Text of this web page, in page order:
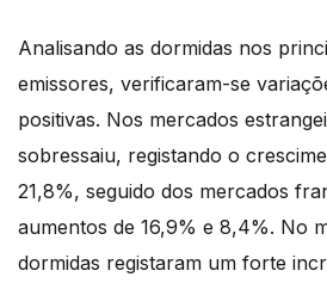
Analisando as dormidas nos
emissores, verificaram-se
positivas. Nos mercados
sobressaiu, registando o
21,8%, seguido dos mercados
aumentos de 16,9% e 8,4%. No
dormidas registaram um forte